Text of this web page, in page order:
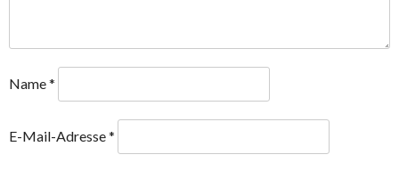
Name*
E-Mail-Adresse*